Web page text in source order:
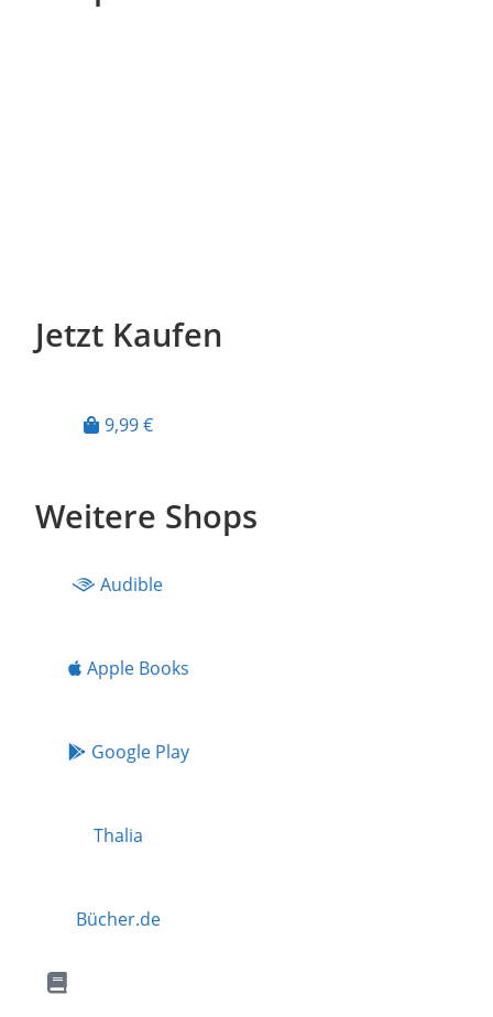
Jetzt Kaufen
9,99 €
Weitere Shops
Audible
Apple Books
Google Play
Thalia
Bücher.de